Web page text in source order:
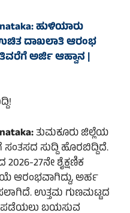
ಹುಳಿಯಾರು
ದಾಖಲಾತಿ ಆರಂಭ
ಅರ್ಜಿ ಆಹ್ವಾನ |
ತುಮಕೂರು ಜಿಲ್ಲೆಯ
ಸುದ್ದಿ ಹೊರಬಿದ್ದಿದೆ.
27ನೇ ಶೈಕ್ಷಣಿಕ
ಆರಂಭವಾಗಿದ್ದು, ಅರ್ಹ
ಉತ್ತಮ ಗುಣಮಟ್ಟದ
ಪಡೆಯಲು ಬಯಸುವ